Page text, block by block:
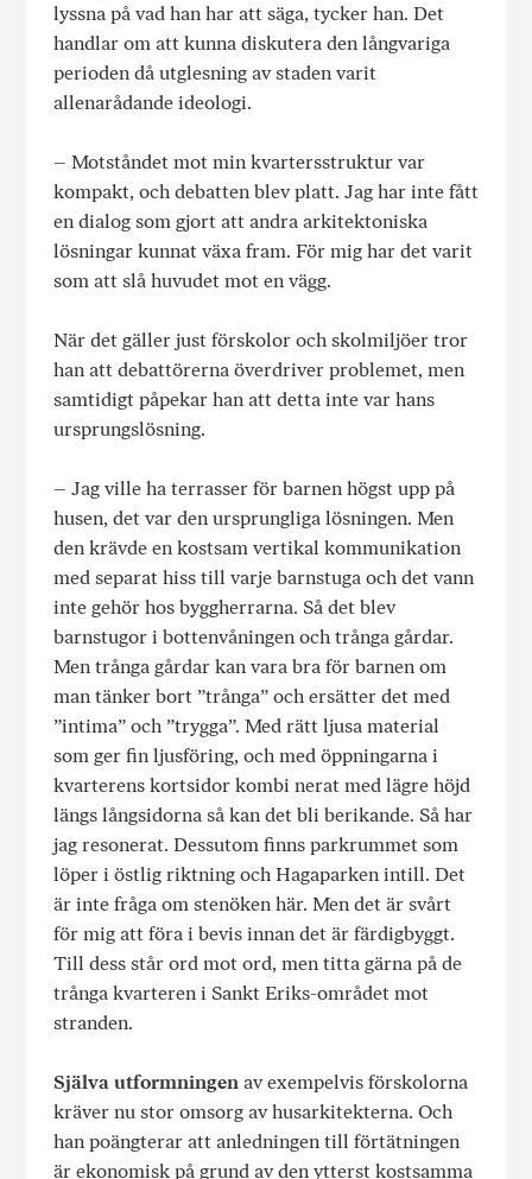
lyssna på vad han har att säga, tycker han. Det
handlar om att kunna diskutera den långvariga
perioden då utglesning av staden varit
allenarådande ideologi.
– Motståndet mot min kvartersstruktur var
kompakt, och debatten blev platt. Jag har inte fått
en dialog som gjort att andra arkitektoniska
lösningar kunnat växa fram. För mig har det varit
som att slå huvudet mot en vägg.
När det gäller just förskolor och skolmiljöer tror
han att debattörerna överdriver problemet, men
samtidigt påpekar han att detta inte var hans
ursprungslösning.
– Jag ville ha terrasser för barnen högst upp på
husen, det var den ursprungliga lösningen. Men
den krävde en kostsam vertikal kommunikation
med separat hiss till varje barnstuga och det vann
inte gehör hos byggherrarna. Så det blev
barnstugor i bottenvåningen och trånga gårdar.
Men trånga gårdar kan vara bra för barnen om
man tänker bort ”trånga” och ersätter det med
”intima” och ”trygga”. Med rätt ljusa material
som ger fin ljusföring, och med öppningarna i
kvarterens kortsidor kombi nerat med lägre höjd
längs långsidorna så kan det bli berikande. Så har
jag resonerat. Dessutom finns parkrummet som
löper i östlig riktning och Hagaparken intill. Det
är inte fråga om stenöken här. Men det är svårt
för mig att föra i bevis innan det är färdigbyggt.
Till dess står ord mot ord, men titta gärna på de
trånga kvarteren i Sankt Eriks-området mot
stranden.
Själva utformningen av exempelvis förskolorna
kräver nu stor omsorg av husarkitekterna. Och
han poängterar att anledningen till förtätningen
är ekonomisk på grund av den ytterst kostsamma